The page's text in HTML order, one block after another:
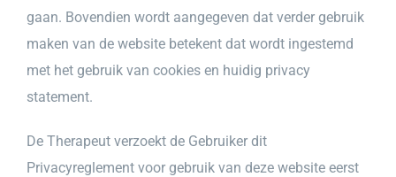
gaan. Bovendien wordt aangegeven dat verder gebruik
maken van de website betekent dat wordt ingestemd
met het gebruik van cookies en huidig privacy
statement.
De Therapeut verzoekt de Gebruiker dit
Privacyreglement voor gebruik van deze website eerst